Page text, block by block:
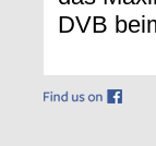
DVB